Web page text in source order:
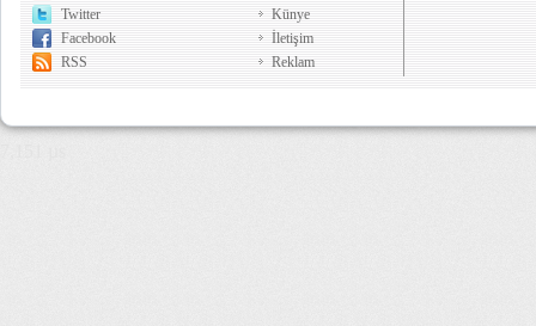
Twitter
Facebook
RSS
Künye
İletişim
Reklam